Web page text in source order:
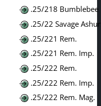
.25/218 Bumblebee
.25/22 Savage
.25/221 Rem.
.25/221 Rem. Imp.
.25/222 Rem.
.25/222 Rem. Imp.
.25/222 Rem. Mag.